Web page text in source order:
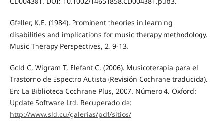
Gfeller, K.E. (1984). Prominent theories in learning
disabilities and implications for music therapy methodology.
Music Therapy Perspectives, 2, 9-13.
Gold C, Wigram T, Elefant C. (2006). Musicoterapia para el
Trastorno de Espectro Autista (Revisión Cochrane traducida).
En: La Biblioteca Cochrane Plus, 2007. Número 4. Oxford:
Update Software Ltd. Recuperado de:
http://www.sld.cu/galerias/pdf/sitios/